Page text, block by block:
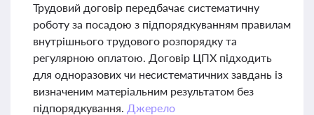
Трудовий договір передбачає систематичну
роботу за посадою з підпорядкуванням правилам
внутрішнього трудового розпорядку та
регулярною оплатою. Договір ЦПХ підходить
для одноразових чи несистематичних завдань із
визначеним матеріальним результатом без
підпорядкування. Джерело